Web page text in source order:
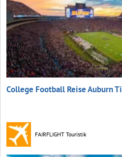
College Football Reise Auburn
FAIRFLIGHT Touristik